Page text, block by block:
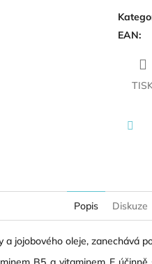
EAN:
Popis Diskuze
a jojobového oleje, zanechává